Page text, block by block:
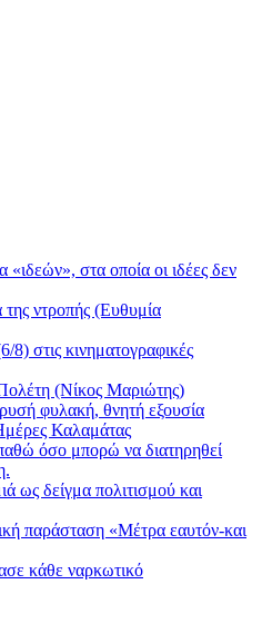
στα οποία οι ιδέες δεν
της ντροπής (Ευθυμία
στις κινηματογραφικές
(Νίκος Μαριώτης)
φυλακή, θνητή εξουσία
Καλαμάτας
όσο μπορώ να διατηρηθεί
ως δείγμα πολιτισμού και
παράσταση «Μέτρα εαυτόν-και
κάθε ναρκωτικό